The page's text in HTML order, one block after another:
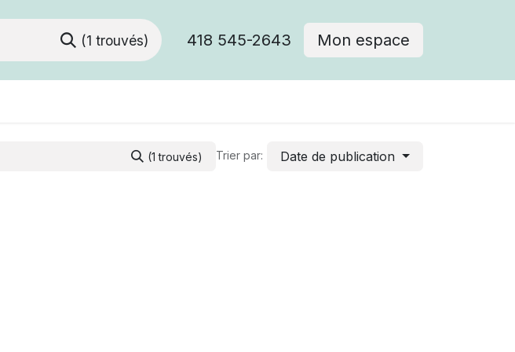
(1 trouvés) 418 545-2643 Mon espace
(1 trouvés) Trier par: Date de publication